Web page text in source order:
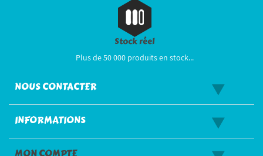
Stock réel
Plus de 50 000 produits en stock...
NOUS CONTACTER
INFORMATIONS